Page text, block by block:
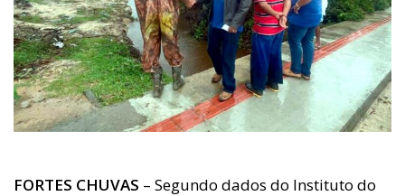
FORTES CHUVAS – Segundo dados do Instituto do